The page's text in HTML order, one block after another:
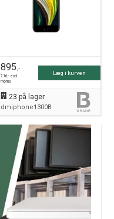
895,-
716,- excl.
moms
Læg i kurven
23 på lager
dmiphone1300B